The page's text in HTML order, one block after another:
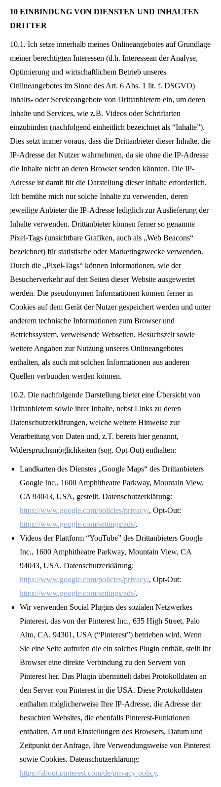
10 EINBINDUNG VON DIENSTEN UND INHALTEN
DRITTER
10.1. Ich setze innerhalb meines Onlineangebotes auf Grundlage
meiner berechtigten Interessen (d.h. Interessean der Analyse,
Optimierung und wirtschaftlichem Betrieb unseres
Onlineangebotes im Sinne des Art. 6 Abs. 1 lit. f. DSGVO)
Inhalts- oder Serviceangebote von Drittanbietern ein, um deren
Inhalte und Services, wie z.B. Videos oder Schriftarten
einzubinden (nachfolgend einheitlich bezeichnet als “Inhalte”).
Dies setzt immer voraus, dass die Drittanbieter dieser Inhalte, die
IP-Adresse der Nutzer wahrnehmen, da sie ohne die IP-Adresse
die Inhalte nicht an deren Browser senden könnten. Die IP-
Adresse ist damit für die Darstellung dieser Inhalte erforderlich.
Ich bemühe mich nur solche Inhalte zu verwenden, deren
jeweilige Anbieter die IP-Adresse lediglich zur Auslieferung der
Inhalte verwenden. Drittanbieter können ferner so genannte
Pixel-Tags (unsichtbare Grafiken, auch als „Web Beacons“
bezeichnet) für statistische oder Marketingzwecke verwenden.
Durch die „Pixel-Tags“ können Informationen, wie der
Besucherverkehr auf den Seiten dieser Website ausgewertet
werden. Die pseudonymen Informationen können ferner in
Cookies auf dem Gerät der Nutzer gespeichert werden und unter
anderem technische Informationen zum Browser und
Betriebssystem, verweisende Webseiten, Besuchszeit sowie
weitere Angaben zur Nutzung unseres Onlineangebotes
enthalten, als auch mit solchen Informationen aus anderen
Quellen verbunden werden können.
10.2. Die nachfolgende Darstellung bietet eine Übersicht von
Drittanbietern sowie ihrer Inhalte, nebst Links zu deren
Datenschutzerklärungen, welche weitere Hinweise zur
Verarbeitung von Daten und, z.T. bereits hier genannt,
Widerspruchsmöglichkeiten (sog. Opt-Out) enthalten:
Landkarten des Dienstes „Google Maps“ des Drittanbieters
Google Inc., 1600 Amphitheatre Parkway, Mountain View,
CA 94043, USA, gestellt. Datenschutzerklärung:
https://www.google.com/policies/privacy/, Opt-Out:
https://www.google.com/settings/ads/.
Videos der Plattform “YouTube” des Drittanbieters Google
Inc., 1600 Amphitheatre Parkway, Mountain View, CA
94043, USA. Datenschutzerklärung:
https://www.google.com/policies/privacy/, Opt-Out:
https://www.google.com/settings/ads/.
Wir verwenden Social Plugins des sozialen Netzwerkes
Pinterest, das von der Pinterest Inc., 635 High Street, Palo
Alto, CA, 94301, USA (“Pinterest”) betrieben wird. Wenn
Sie eine Seite aufrufen die ein solches Plugin enthält, stellt Ihr
Browser eine direkte Verbindung zu den Servern von
Pinterest her. Das Plugin übermittelt dabei Protokolldaten an
den Server von Pinterest in die USA. Diese Protokolldaten
enthalten möglicherweise Ihre IP-Adresse, die Adresse der
besuchten Websites, die ebenfalls Pinterest-Funktionen
enthalten, Art und Einstellungen des Browsers, Datum und
Zeitpunkt der Anfrage, Ihre Verwendungsweise von Pinterest
sowie Cookies. Datenschutzerklärung:
https://about.pinterest.com/de/privacy-policy.